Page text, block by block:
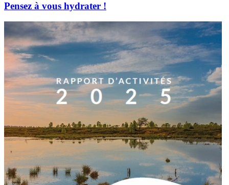
Pensez à vous hydrater !